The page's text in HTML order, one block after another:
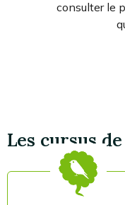
consulter le
Les cursus